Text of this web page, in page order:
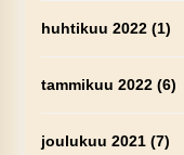
huhtikuu 2022(1)
tammikuu 2022(6)
joulukuu 2021(7)